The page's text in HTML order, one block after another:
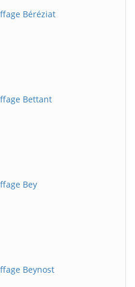
Béréziat
Bettant
Bey
Beynost